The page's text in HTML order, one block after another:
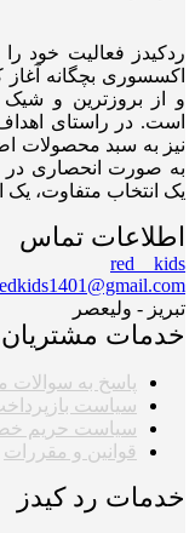
اکسسوری بچگانه
و از بروزترین و شیک
نیز به سبد محصولات
به صورت انحصاری در
یک انتخاب متفاوت،
اطلاعات تماس
red__kids
تبریز - ولیعصر
خدمات مشتریان
پاسخ به سوالات
سیاست
سیاست حریم
قوانین و مقررات
خدمات رد کیدز